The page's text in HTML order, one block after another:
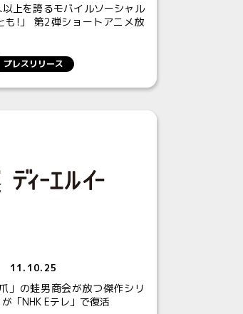
上を誇るモバイルソーシャル
も!」 第2弾ショートアニメ放
プレスリリース
11.10.25
」の蛙男商会が放つ傑作シリ
「NHK Eテレ」で復活